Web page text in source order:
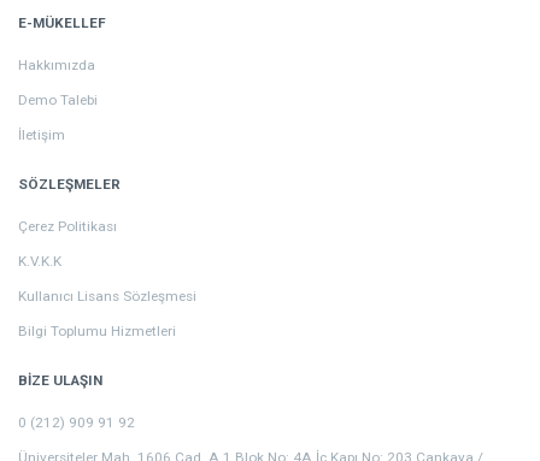
E-MÜKELLEF
Hakkımızda
Demo Talebi
İletişim
SÖZLEŞMELER
Çerez Politikası
K.V.K.K
Kullanıcı Lisans Sözleşmesi
Bilgi Toplumu Hizmetleri
BİZE ULAŞIN
0 (212) 909 91 92
Üniversiteler Mah. 1606 Cad. A 1 Blok No: 4A İç Kapı No: 203 Çankaya /